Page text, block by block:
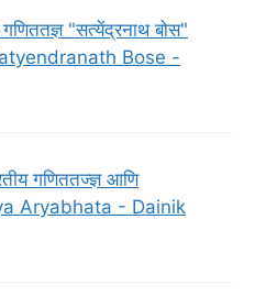
गणिततज्ञ "सत्येंद्रनाथ बोस"
Bose -
गणिततज्ज्ञ आणि
Aryabhata - Dainik